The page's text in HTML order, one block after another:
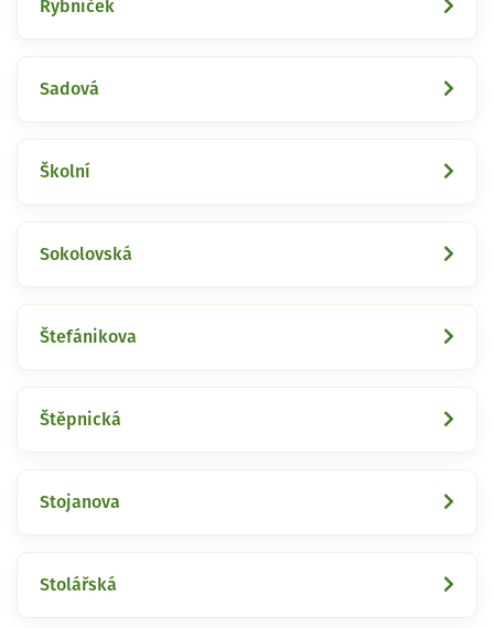
Rybníček
Sadová
Školní
Sokolovská
Štefánikova
Štěpnická
Stojanova
Stolářská